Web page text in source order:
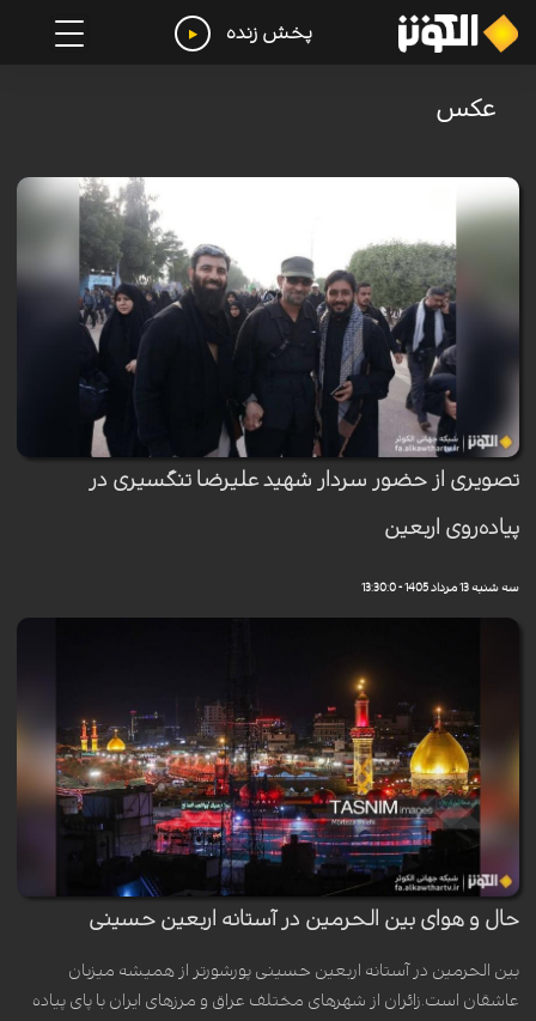
پخش زنده
عکس
تصویری از حضور سردار شهید علیرضا تنگسیری در
پیاده‌روی اربعین
سه شنبه 13 مرداد 1405 - 13:30:0
حال و هوای بین الحرمین در آستانه اربعین حسینی
بین الحرمین در آستانه اربعین حسینی پورشورتر از همیشه میزبان
عاشقان است.زائران از شهرهای مختلف عراق و مرزهای ایران با پای پیاده